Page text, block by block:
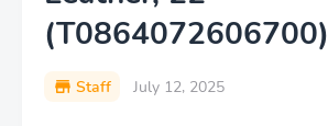
(T0864072606700)
Staff July 12, 2025